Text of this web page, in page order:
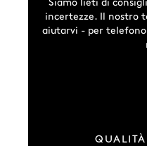
Siamo lieti di
incertezze. Il nostro
aiutarvi - per telefono